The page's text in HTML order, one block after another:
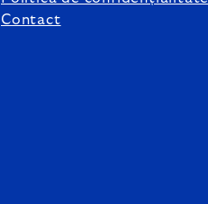
Contact